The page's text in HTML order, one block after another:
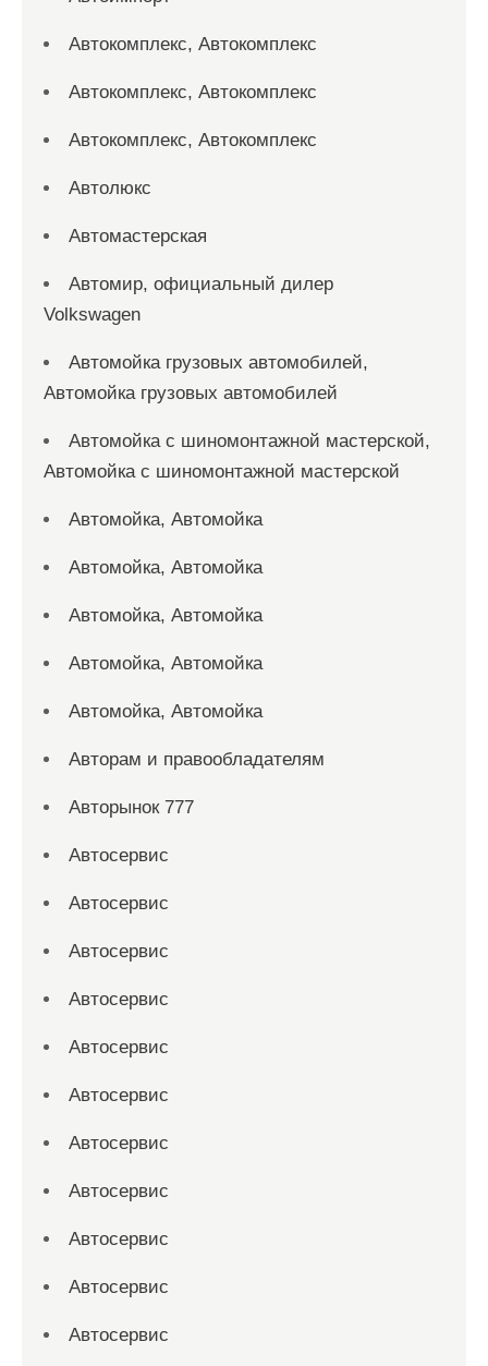
Автокомплекс, Автокомплекс
Автокомплекс, Автокомплекс
Автокомплекс, Автокомплекс
Автолюкс
Автомастерская
Автомир, официальный дилер
Volkswagen
Автомойка грузовых автомобилей,
Автомойка грузовых автомобилей
Автомойка с шиномонтажной мастерской,
Автомойка с шиномонтажной мастерской
Автомойка, Автомойка
Автомойка, Автомойка
Автомойка, Автомойка
Автомойка, Автомойка
Автомойка, Автомойка
Авторам и правообладателям
Авторынок 777
Автосервис
Автосервис
Автосервис
Автосервис
Автосервис
Автосервис
Автосервис
Автосервис
Автосервис
Автосервис
Автосервис